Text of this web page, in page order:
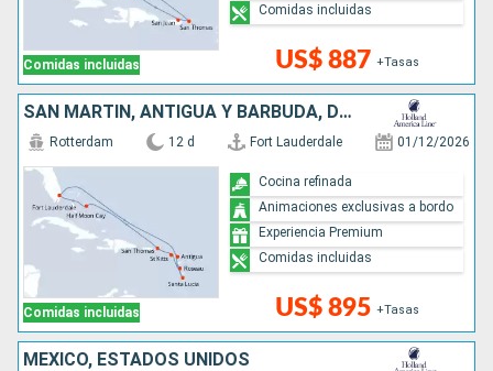
Comidas incluidas US$ 887 +Tasas
Comidas incluidas
SAN MARTÍN, ANTIGUA Y BARBUDA, DOMINICA, SANTA LUCIA, BAHAMAS, ESTADOS UNIDOS
Comidas incluidas
Rotterdam 12 d Fort Lauderdale 01/12/2026
US$ 895 +Tasas
Cocina refinada
Animaciones exclusivas a bordo
Experiencia Premium
Comidas incluidas
MÉXICO, ESTADOS UNIDOS